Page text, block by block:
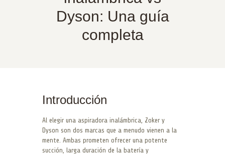
Dyson: Una guía
completa
POLÍTICA
ESPAÑOL
Introducción
Al elegir una aspiradora inalámbrica, Zoker y
Dyson son dos marcas que a menudo vienen a la
mente. Ambas prometen ofrecer una potente
succión, larga duración de la batería y